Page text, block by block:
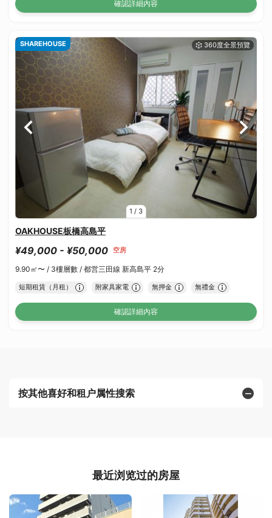
確認詳細內容
1 / 3
SHAREHOUSE
OAKHOUSE板橋高島平
¥49,000 - ¥50,000 空房
9.90㎡〜 / 3樓層數 / 都営三田線 新高島平 2分
短期租賃（月租） 附家具家電 無押金 無禮金
確認詳細內容
按其他喜好和租户属性搜索
最近浏览过的房屋